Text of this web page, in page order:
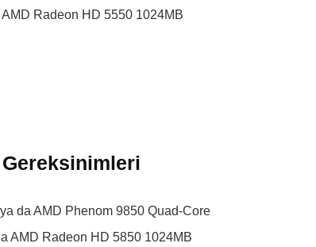
Radeon HD 5550 1024MB
da AMD Phenom 9850 Quad-Core
AMD Radeon HD 5850 1024MB